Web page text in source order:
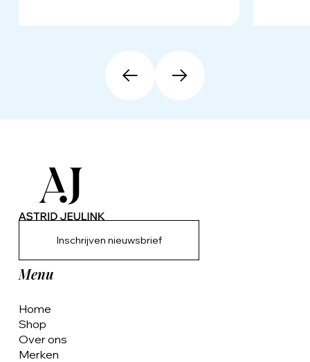
Inschrijven nieuwsbrief
Menu
Home
Shop
Over ons
Merken